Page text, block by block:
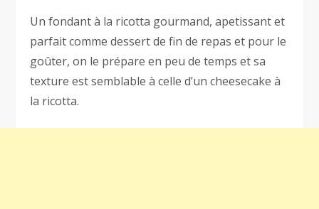
Un fondant à la ricotta gourmand, apetissant et
parfait comme dessert de fin de repas et pour le
goûter, on le prépare en peu de temps et sa
texture est semblable à celle d’un cheesecake à
la ricotta.